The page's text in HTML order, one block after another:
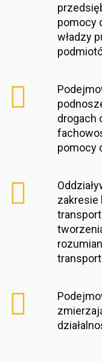
pomocy
władzy
drogach
pomocy
zakresie